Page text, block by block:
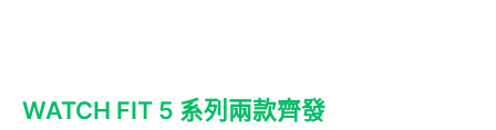
WATCH FIT 5 系列兩款齊發